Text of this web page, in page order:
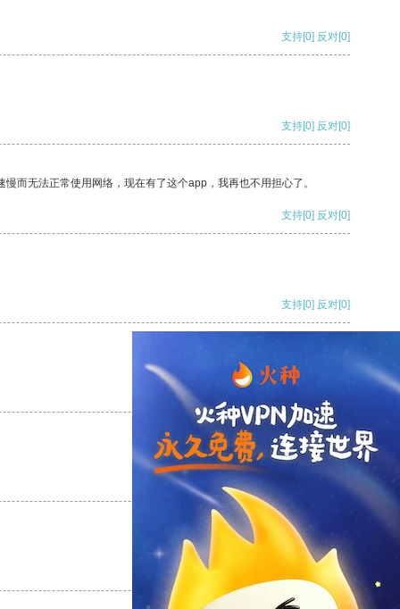
支持[0] 反对[0]
支持[0] 反对[0]
而无法正常使用网络，现在有了这个app，我再也不用担心了。
支持[0] 反对[0]
支持[0] 反对[0]
反对
反对[0]